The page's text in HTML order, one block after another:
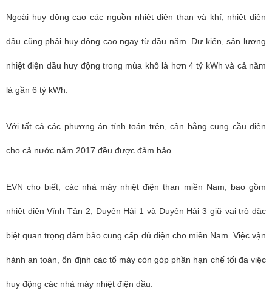
Ngoài huy động cao các nguồn nhiệt điện than và khí, nhiệt điện
dầu cũng phải huy động cao ngay từ đầu năm. Dự kiến, sản lượng
nhiệt điện dầu huy động trong mùa khô là hơn 4 tỷ kWh và cả năm
là gần 6 tỷ kWh.
Với tất cả các phương án tính toán trên, cân bằng cung cầu điện
cho cả nước năm 2017 đều được đảm bảo.
EVN cho biết, các nhà máy nhiệt điện than miền Nam, bao gồm
nhiệt điện Vĩnh Tân 2, Duyên Hải 1 và Duyên Hải 3 giữ vai trò đặc
biệt quan trọng đảm bảo cung cấp đủ điện cho miền Nam. Việc vận
hành an toàn, ổn định các tổ máy còn góp phần hạn chế tối đa việc
huy động các nhà máy nhiệt điện dầu.